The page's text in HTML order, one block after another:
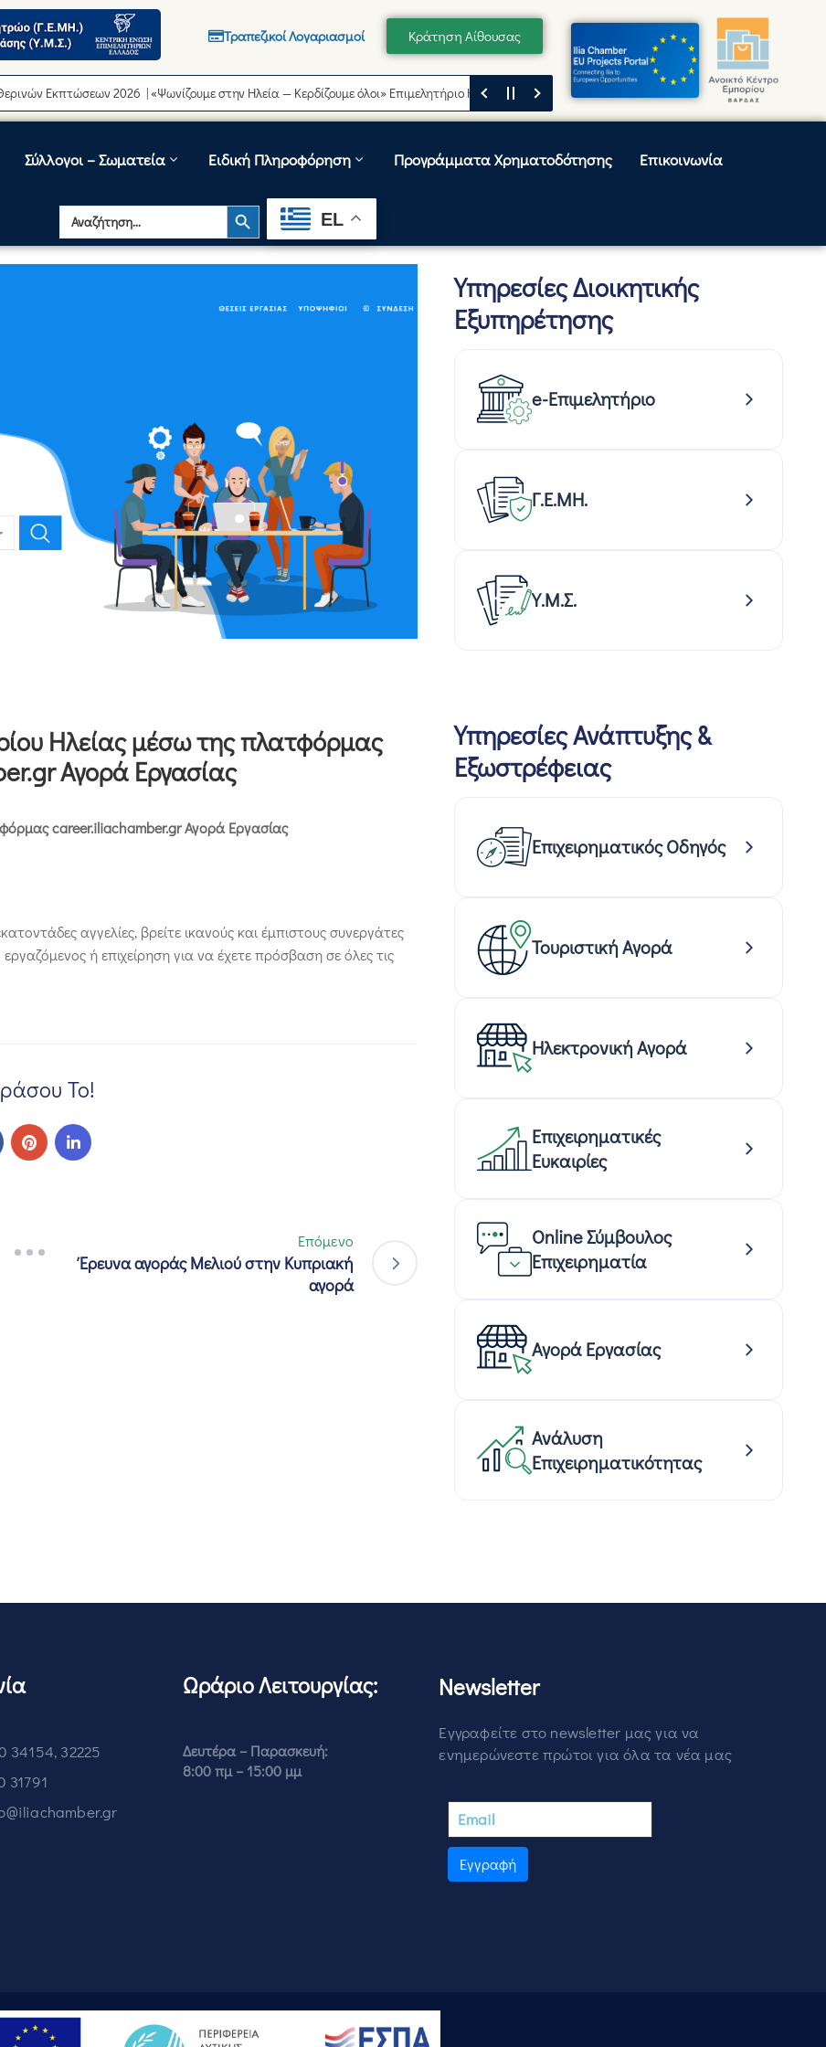
Τραπεζικοί Λογαριασμοί Κράτηση Αίθουσας
Εκπτώσεων 2026 | «Ψωνίζουμε στην Ηλεία — Κερδίζουμε όλοι» Επιμελητήριο Ηλείας Μήνυμα του Προέδρου του Επιμελητηρίου Ηλείας,
Σύλλογοι – Σωματεία Ειδική Πληροφόρηση Προγράμματα Χρηματοδότησης Επικοινωνία
Search
for:
Search Button
EL
Ηλείας μέσω της πλατφόρμας
Αγορά Εργασίας
career.iliachamber.gr Αγορά Εργασίας
αγγελίες, βρείτε ικανούς και έμπιστους συνεργάτες
ή επιχείρηση για να έχετε πρόσβαση σε όλες τις
Το!
Επόμενο
Έρευνα αγοράς Μελιού στην Κυπριακή
αγορά
Υπηρεσίες Διοικητικής
Εξυπηρέτησης
e-Επιμελητήριο
Γ.Ε.ΜΗ.
Υ.Μ.Σ.
Υπηρεσίες Ανάπτυξης &
Εξωστρέφειας
Επιχειρηματικός Οδηγός
Τουριστική Αγορά
Ηλεκτρονική Αγορά
Επιχειρηματικές
Ευκαιρίες
Online Σύμβουλος
Επιχειρηματία
Αγορά Εργασίας
Ανάλυση
Επιχειρηματικότητας
34154, 32225
31791
Ωράριο Λειτουργίας:
Δευτέρα – Παρασκευή:
8:00 πμ – 15:00 μμ
Newsletter
Εγγραφείτε στο newsletter μας για να
ενημερώνεστε πρώτοι για όλα τα νέα μας
Εγγραφή